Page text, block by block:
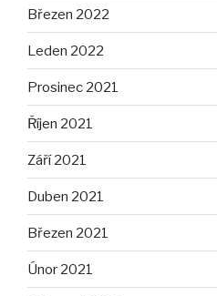
Březen 2022
Leden 2022
Prosinec 2021
Říjen 2021
Září 2021
Duben 2021
Březen 2021
Únor 2021